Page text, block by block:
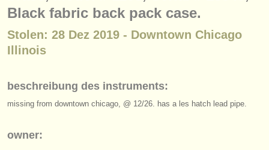
verzeichnisse:
orchester
musikhochschulen
jugendorchester
musicalchairs:
Black fabric back pack case.
Stolen: 28 Dez 2019 - Downtown Chicago
Illinois
beschreibung des instruments:
missing from downtown chicago, @ 12/26. has a les hatch lead pipe.
owner: